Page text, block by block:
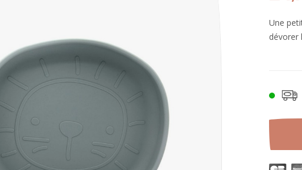
Une
dévorer